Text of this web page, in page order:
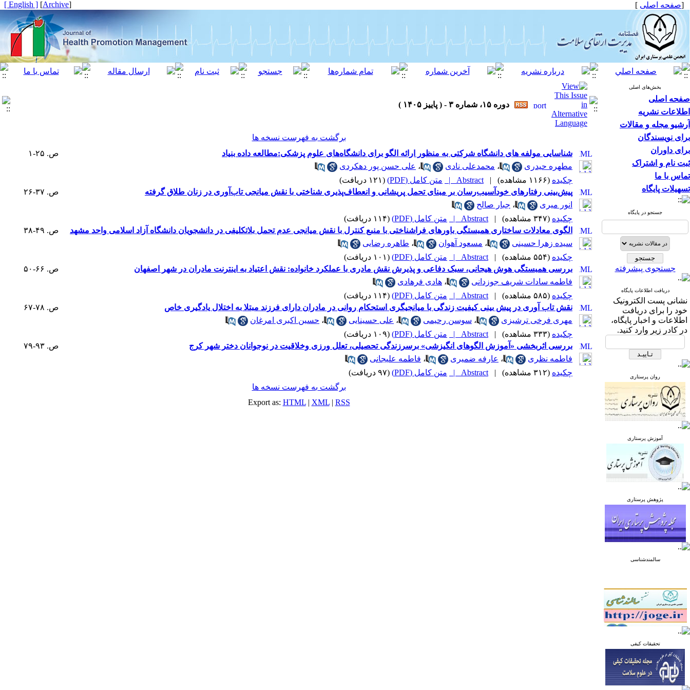
[صفحه اصلی ]
[
Archive
]
[ English ]
بخش‌های اصلی
صفحه اصلی
اطلاعات نشریه
آرشیو مجله و مقالات
برای نویسندگان
برای داوران
ثبت نام و اشتراک
تماس با ما
تسهیلات پایگاه
جستجو در پایگاه
جستجوی پیشرفته
دریافت اطلاعات پایگاه
نشانی پست الکترونیک
خود را برای دریافت
اطلاعات و اخبار پایگاه،
در کادر زیر وارد کنید.
روان پرستاری
آموزش پرستاری
پژوهش پرستاری
سالمندشناسی
تحقیقات کیفی
دوره ۱۵، شماره ۳ - ( پاییز ۱۴۰۵ )
برگشت به فهرست نسخه ها
شناسایی مولفه های دانشگاه شرکتی به منظور ارائه الگو برای دانشگاه‌های علوم پزشکی:مطالعه داده بنیاد
ص. ۲۵-۱
مطهره حیدری
، محمدعلی نادی ، علی حسن پور دهکردی
چکیده (۱۱۶۶ مشاهده) |
Abstract | متن کامل (PDF)
(۱۲۱ دریافت)
پیش‌بینی رفتارهای خودآسیب‌رسان بر مبنای تحمل پریشانی و انعطاف‌پذیری شناختی با نقش میانجی تاب‌آوری در زنان طلاق گرفته
ص. ۳۷-۲۶
انور میری
، جبار صالح
چکیده (۳۴۷ مشاهده) |
Abstract | متن کامل (PDF)
(۱۱۴ دریافت)
الگوی معادلات ساختاری همبستگی باورهای فراشناختی با منبع کنترل با نقش میانجی عدم تحمل بلاتکلیفی در دانشجویان دانشگاه آزاد اسلامی واحد مشهد
ص. ۴۹-۳۸
سیده زهرا حسینی
، مسعود آهوان ، طاهره رضایی
چکیده (۵۵۴ مشاهده) |
Abstract | متن کامل (PDF)
(۱۰۱ دریافت)
بررسی همبستگی هوش هیجانی، سبک دفاعی و پذیرش نقش مادری با عملکرد خانواده: نقش اعتیاد به اینترنت مادران در شهر اصفهان
ص. ۶۶-۵۰
فاطمه سادات شریف جوزدانی
، هادی فرهادی
چکیده (۵۸۵ مشاهده) |
Abstract | متن کامل (PDF)
(۱۱۴ دریافت)
نقش تاب آوری در پیش بینی کیفیت زندگی با میانجیگری استحکام روانی در مادران دارای فرزند مبتلا به اختلال یادگیری خاص
ص. ۷۸-۶۷
مهری فرخی ترشیزی
، سوسن رحیمی ، علی حسینایی ، حسین اکبری امرغان
چکیده (۳۳۳ مشاهده) |
Abstract | متن کامل (PDF)
(۱۰۹ دریافت)
بررسی اثربخشی «آموزش الگوهای انگیزشی» برسرزندگی تحصیلی، تعلل ورزی وخلاقیت در نوجوانان دختر شهر کرج
ص. ۹۳-۷۹
فاطمه نظری
، عارفه ضمیری ، فاطمه علیجانی
چکیده (۳۱۲ مشاهده) |
Abstract | متن کامل (PDF)
(۹۷ دریافت)
برگشت به فهرست نسخه ها
Export as: HTML| XML| RSS